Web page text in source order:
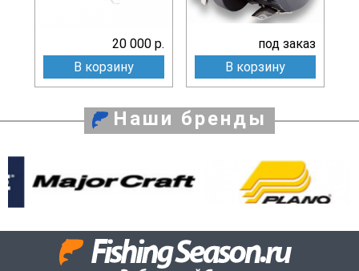
20 000 р.
В корзину
под заказ
В корзину
Наши бренды